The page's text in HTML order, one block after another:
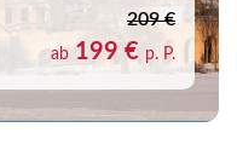
209 €
ab199 € p. P.